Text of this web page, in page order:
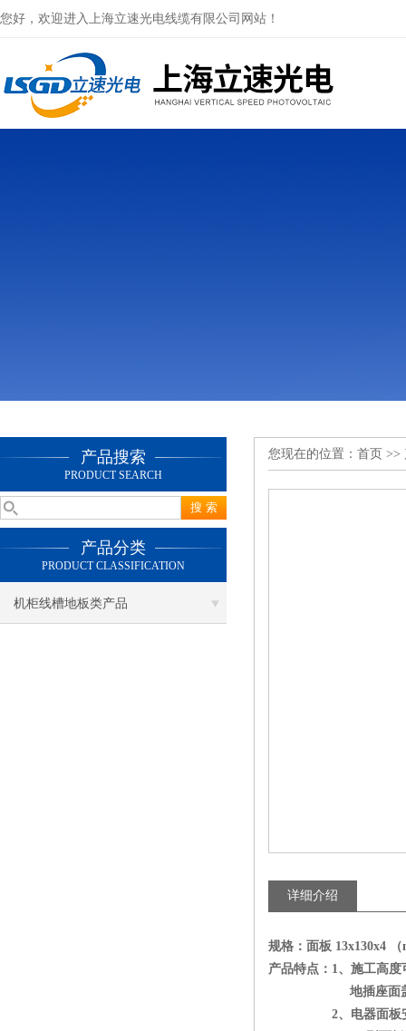
您好，欢迎进入上海立速光电线缆有限公司网站！
产品搜索
PRODUCT SEARCH
产品分类
PRODUCT CLASSIFICATION
机柜线槽地板类产品
您现在的位置： 首页 >>
详细介绍
规格：面板 13x130x4
产品特点： 1、施工高度
地插座面盖依然
2、电器面板